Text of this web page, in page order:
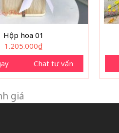
Hộp hoa 01
1.205.000₫
Chat tư vấn
giá